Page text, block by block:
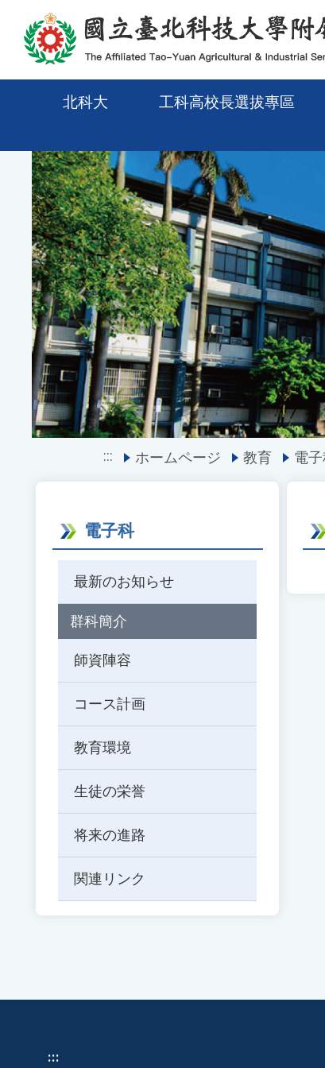
メインコンテンツエリアに移動
北科大 工科高校長選拔專區
Previous
::: ホームページ 教育 電
電子科
最新のお知らせ
群科簡介
師資陣容
コース計画
教育環境
生徒の栄誉
将来の進路
関連リンク
:::